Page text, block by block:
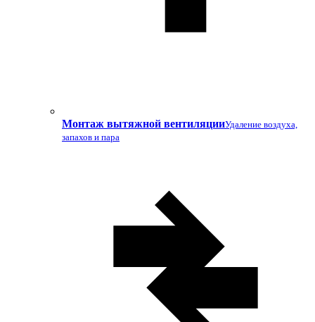
Монтаж вытяжной вентиляцииУдаление воздуха,
запахов и пара